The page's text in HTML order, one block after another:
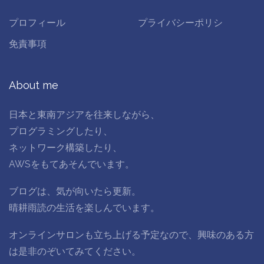
プロフィール
プライバシーポリシ
免責事項
About me
日本と東南アジアを往来しながら、
プログラミングしたり、
ネットワーク構築したり、
AWSをもてあそんでいます。
ブログは、気が向いたら更新。
晴耕雨読の生活を楽しんでいます。
オンラインサロンも立ち上げる予定なので、興味のある方
は是非のぞいてみてください。